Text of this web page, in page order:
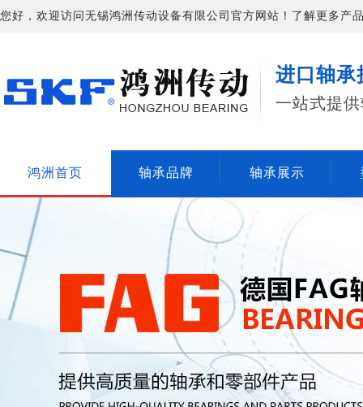
您好，欢迎访问无锡鸿洲传动设备有限公司官方网站！了解更多产
进口轴承
一站式提
鸿洲首页 轴承品牌 轴承展示